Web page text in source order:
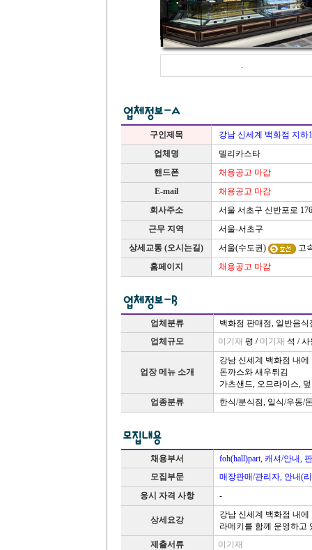
.
구인제목
강남 신세계 백화점 지
업체명
델리카스타
핸드폰
채용공고 마감
E-mail
채용공고 마감
회사주소
서울 서초구 신반포로
근무 지역
서울-서초구
상세교통 (오시는길)
서울(수도권)
고
홈페이지
채용공고 마감
업체분류
백화점 판매점, 일반음식
업체규모
미기재 평 / 미기재 석 /
업장 메뉴 소개
강남 신세계 백화점 내
돈까스와 새우튀김
가츠샌드, 오므라이스,
업종분류
한식/분식점, 일식/우동/
채용부서
foh(hall)part, 캐셔/안내,
모집부문
매장판매/관리자, 안내(
응시 자격 사항
-
상세요강
강남 신세계 백화점 내
라메키를 함께 운영하고
제출서류
미기재